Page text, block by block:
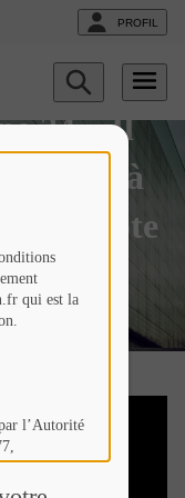
PROFIL
Afficher
le
formulaire
recherche
qui est la
l’Autorité
au capital
–
24 « Il
à
de la cote